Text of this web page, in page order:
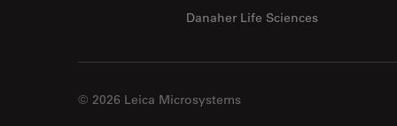
Danaher Life Sciences
© 2026 Leica Microsystems